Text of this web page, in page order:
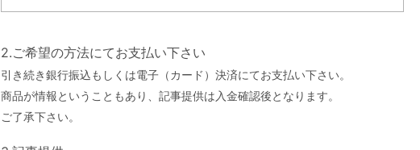
2.ご希望の方法にてお支払い下さい
引き続き銀行振込もしくは電子（カード）決済にてお支払い下さい。
商品が情報ということもあり、記事提供は入金確認後となります。
ご了承下さい。